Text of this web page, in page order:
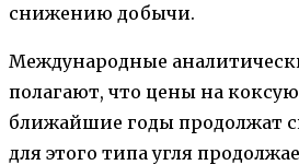
снижению добычи.
Международные
полагают, что цены на
ближайшие годы продолжат
для этого типа угля